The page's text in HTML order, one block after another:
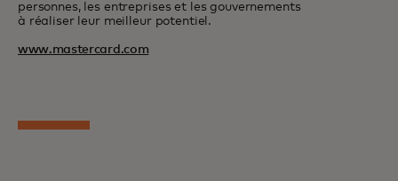
personnes, les entreprises et les gouvernements
à réaliser leur meilleur potentiel.
www.mastercard.com